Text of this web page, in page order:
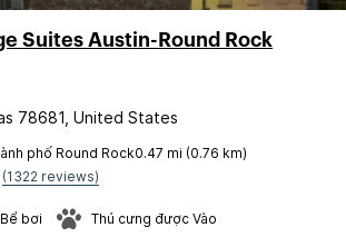
Suites Austin-Round Rock
78681, United States
phố Round Rock0.47 mi (0.76 km)
(1322 reviews)
Bể bơi Thú cưng được Vào